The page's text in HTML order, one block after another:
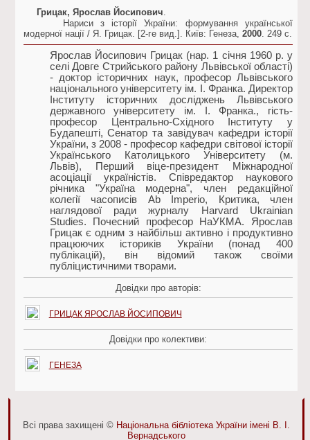
Грицак, Ярослав Йосипович
Нариси з історії України: формування української
модерної нації / Я. Грицак. [2-ге вид.]. Київ: Генеза, 2000. 249 c.
Ярослав Йосипович Грицак (нар. 1 січня 1960 р. у
селі Довге Стрийського району Львівської області)
- доктор історичних наук, професор Львівського
національного університету ім. І. Франка. Директор
Інституту історичних досліджень Львівського
державного університету ім. І. Франка., гість-
професор Центрально-Східного Інституту у
Будапешті, Сенатор та завідувач кафедри історії
України, з 2008 - професор кафедри світової історії
Українського Католицького Університету (м.
Львів), Перший віце-президент Міжнародної
асоціації україністів. Співредактор наукового
річника "Україна модерна", член редакційної
колегії часописів Ab Imperio, Критика, член
наглядової ради журналу Harvard Ukrainian
Studies. Почесний професор НаУКМА. Ярослав
Грицак є одним з найбільш активно і продуктивно
працюючих істориків України (понад 400
публікацій), він відомий також своїми
публіцистичними творами.
Довідки про авторів:
ГРИЦАК ЯРОСЛАВ ЙОСИПОВИЧ
Довідки про колективи:
ГЕНЕЗА
Всі права захищені © Національна бібліотека України імені В. І.
Вернадського